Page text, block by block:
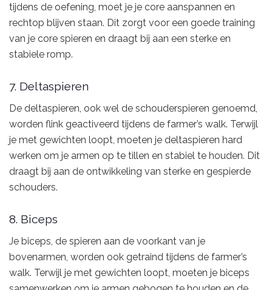
tijdens de oefening, moet je je core aanspannen en
rechtop blijven staan. Dit zorgt voor een goede training
van je core spieren en draagt bij aan een sterke en
stabiele romp.
7. Deltaspieren
De deltaspieren, ook wel de schouderspieren genoemd,
worden flink geactiveerd tijdens de farmer’s walk. Terwijl
je met gewichten loopt, moeten je deltaspieren hard
werken om je armen op te tillen en stabiel te houden. Dit
draagt bij aan de ontwikkeling van sterke en gespierde
schouders.
8. Biceps
Je biceps, de spieren aan de voorkant van je
bovenarmen, worden ook getraind tijdens de farmer’s
walk. Terwijl je met gewichten loopt, moeten je biceps